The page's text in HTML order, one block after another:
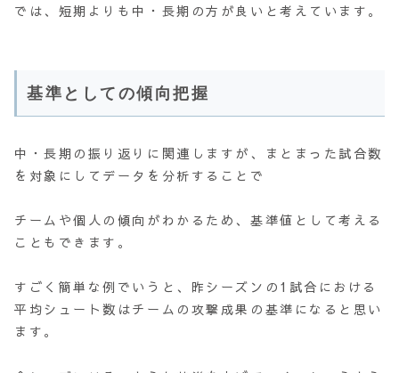
では、短期よりも中・長期の方が良いと考えています。
基準としての傾向把握
中・長期の振り返りに関連しますが、まとまった試合数
を対象にしてデータを分析することで
チームや個人の傾向がわかるため、基準値として考える
こともできます。
すごく簡単な例でいうと、昨シーズンの1試合における
平均シュート数はチームの攻撃成果の基準になると思い
ます。